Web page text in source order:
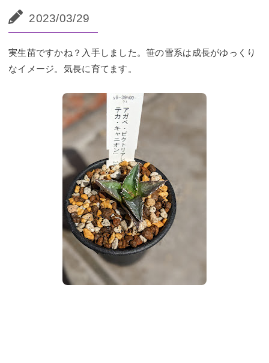
2023/03/29
実生苗ですかね？入手しました。笹の雪系は成長がゆっくり
なイメージ。気長に育てます。